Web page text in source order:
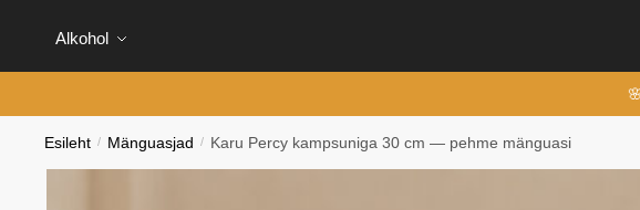
Alkohol
Esileht / Mänguasjad / Karu Percy kampsuniga 30 cm — pehme mänguasi